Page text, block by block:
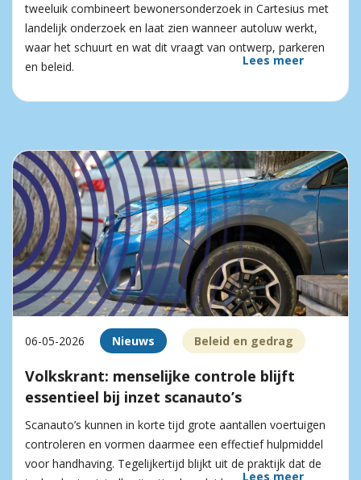
tweeluik combineert bewonersonderzoek in Cartesius met
landelijk onderzoek en laat zien wanneer autoluw werkt,
waar het schuurt en wat dit vraagt van ontwerp, parkeren
en beleid.
Lees meer
06-05-2026 Nieuws Beleid en gedrag
Volkskrant: menselijke controle blijft
essentieel bij inzet scanauto’s
Scanauto’s kunnen in korte tijd grote aantallen voertuigen
controleren en vormen daarmee een effectief hulpmiddel
voor handhaving. Tegelijkertijd blijkt uit de praktijk dat de
Lees meer